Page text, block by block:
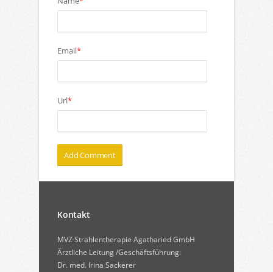
Email*
Url*
Kontakt
MVZ Strahlentherapie Agatharied GmbH
Ärztliche Leitung /Geschäftsführung:
Dr. med. Irina Sackerer